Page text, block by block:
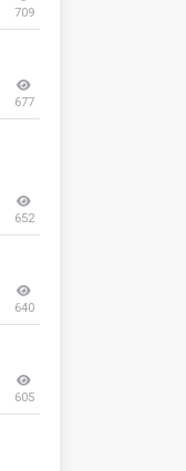
709
677
652
640
605